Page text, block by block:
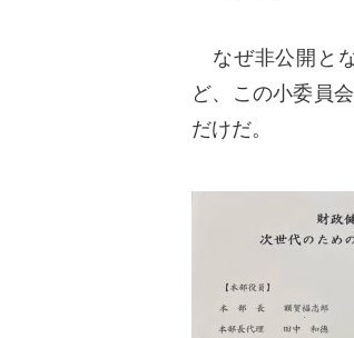
なぜ非公開と
ど、この小委員
だけだ。